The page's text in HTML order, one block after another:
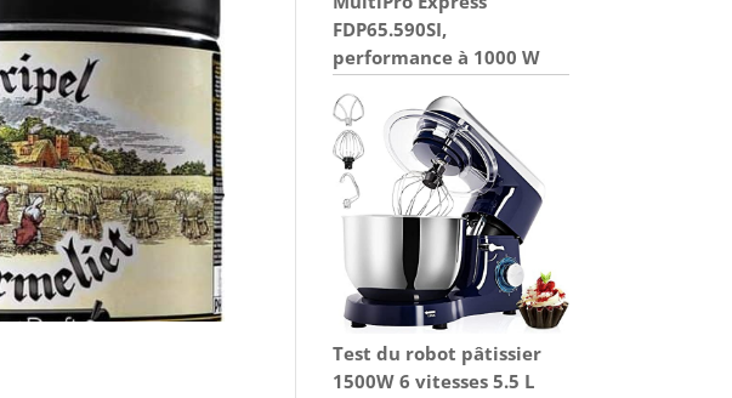
FDP65.590SI,
performance à 1000 W
Test du robot pâtissier
1500W 6 vitesses 5.5 L